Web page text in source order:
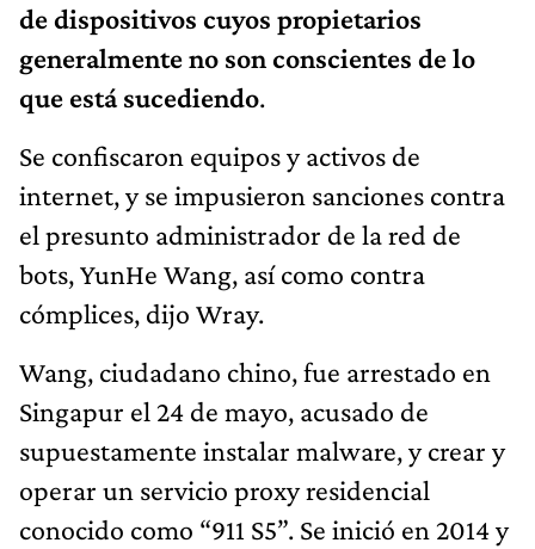
de dispositivos cuyos propietarios
generalmente no son conscientes de lo
que está sucediendo.
Se confiscaron equipos y activos de
internet, y se impusieron sanciones contra
el presunto administrador de la red de
bots, YunHe Wang, así como contra
cómplices, dijo Wray.
Wang, ciudadano chino, fue arrestado en
Singapur el 24 de mayo, acusado de
supuestamente instalar malware, y crear y
operar un servicio proxy residencial
conocido como “911 S5”. Se inició en 2014 y